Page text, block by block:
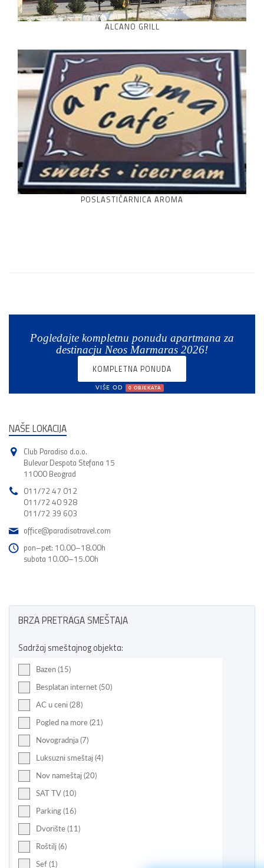
ALCANO GRILL
POSLASTIČARNICA AROMA
Pogledajte kompletnu ponudu apartmana za
destinacju Neos Marmaras 2026!
KOMPLETNA PONUDA
VIŠE OD 0 OBJEKATA
NAŠE LOKACIJA
Club Paradiso d.o.o.
Bulevar Despota Stefana 15
11000 Beograd
011/72 47 012
011/72 40 928
011/72 39 603
office@paradisotravel.com
pon–pet: 10.00–18.00h
subota 10.00–15.00h
BRZA PRETRAGA SMEŠTAJA
Sadržaj smeštajnog objekta:
Bazen (15)
Besplatan internet (50)
AC u ceni (28)
Pogled na more (21)
Novogradnja (7)
Luksuzni smeštaj (4)
Nov nameštaj (20)
SAT TV (10)
Parking (16)
Dvorište (11)
Roštilj (6)
Sef (1)